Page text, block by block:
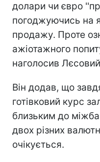
долари чи євро
погоджуючись на
продажу. Проте
ажіотажного
наголосив
Він додав, що
готівковий курс
близьким до
двох різних
очікується.